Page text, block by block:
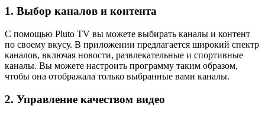
1. Выбор каналов и контента
С помощью Pluto TV вы можете выбирать каналы и контент
по своему вкусу. В приложении предлагается широкий спектр
каналов, включая новости, развлекательные и спортивные
каналы. Вы можете настроить программу таким образом,
чтобы она отображала только выбранные вами каналы.
2. Управление качеством видео